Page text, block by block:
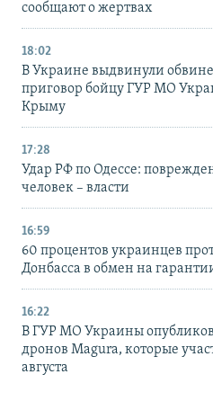
сообщают о жертвах
18:02
В Украине выдвинули
приговор бойцу ГУР МО
Крыму
17:28
Удар РФ по Одессе:
человек – власти
16:59
60 процентов украинцев
Донбасса в обмен на
16:22
В ГУР МО Украины
дронов Magura, которые
августа